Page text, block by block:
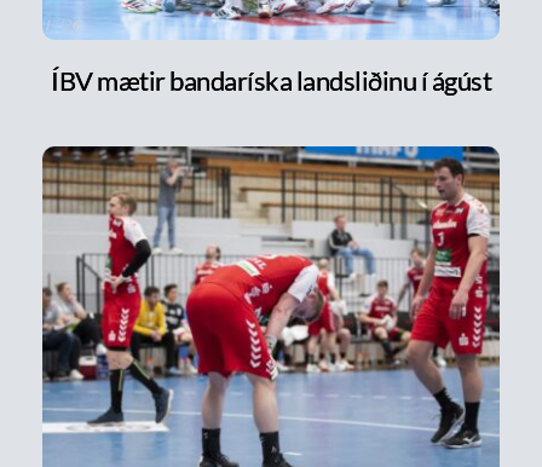
ÍBV mætir bandaríska landsliðinu í ágúst